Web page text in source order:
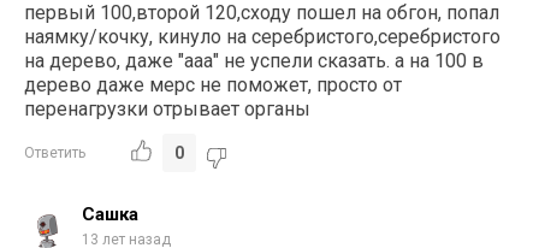
первый 100,второй 120,сходу пошел на обгон, попал
наямку/кочку, кинуло на серебристого,серебристого
на дерево, даже "ааа" не успели сказать. а на 100 в
дерево даже мерс не поможет, просто от
перенагрузки отрывает органы
Ответить 0
Сашка
13 лет назад